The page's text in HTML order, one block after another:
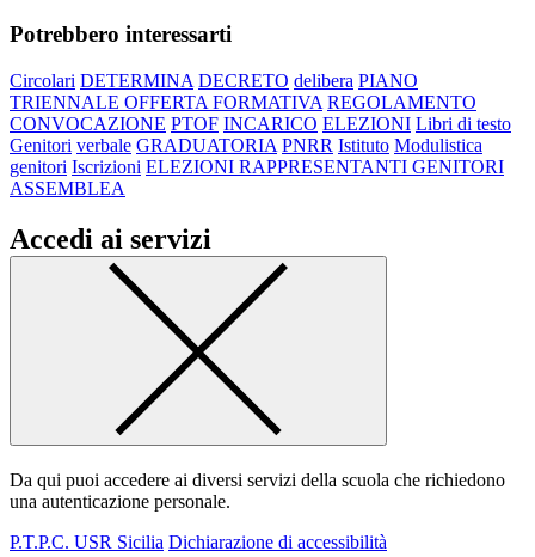
Potrebbero interessarti
Circolari DETERMINA DECRETO delibera PIANO
TRIENNALE OFFERTA FORMATIVA REGOLAMENTO
CONVOCAZIONE PTOF INCARICO ELEZIONI Libri di testo
Genitori verbale GRADUATORIA PNRR Istituto Modulistica
genitori Iscrizioni ELEZIONI RAPPRESENTANTI GENITORI
ASSEMBLEA
Accedi ai servizi
Da qui puoi accedere ai diversi servizi della scuola che richiedono
una autenticazione personale.
P.T.P.C. USR Sicilia Dichiarazione di accessibilità